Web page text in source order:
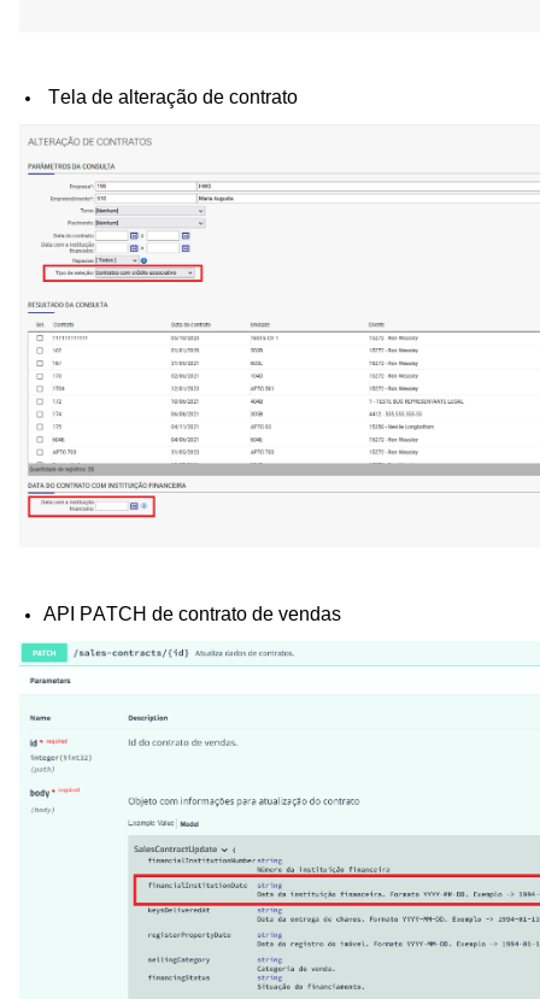
Tela de alteração de contrato
API PATCH de contrato de vendas